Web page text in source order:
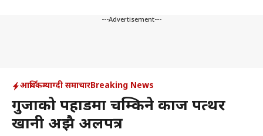
---Advertisement---
आर्थिकम्याग्दी समाचारBreaking News
गुर्जाको पहाडमा चम्किने कार्ज पत्थर
खानी अझै अलपत्र